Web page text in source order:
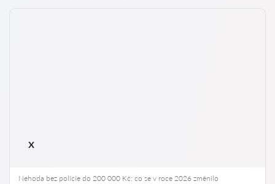
x
Nehoda bez policie do 200 000 Kč: co se v roce 2026 změnilo